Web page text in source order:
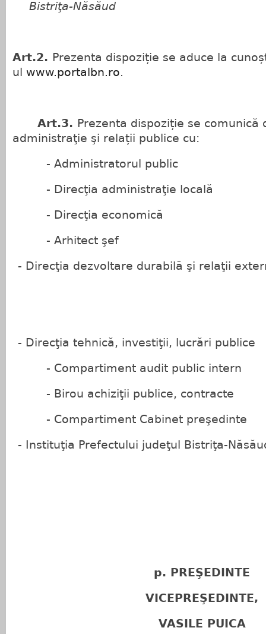
Bistriţa-Năsăud
Art.2. Prezenta dispoziție se aduce la
ul www.portalbn.ro.
Art.3. Prezenta dispoziție se comunică
administraţie şi relații publice cu:
- Administratorul public
- Direcţia administraţie locală
- Direcţia economică
- Arhitect şef
- Direcţia dezvoltare durabilă şi relaţii
- Direcţia tehnică, investiţii, lucrări publice
- Compartiment audit public intern
- Birou achiziţii publice, contracte
- Compartiment Cabinet preşedinte
- Instituţia Prefectului judeţul Bistriţa-
p. PREŞEDINTE
VICEPREŞEDINTE,
VASILE PUICA